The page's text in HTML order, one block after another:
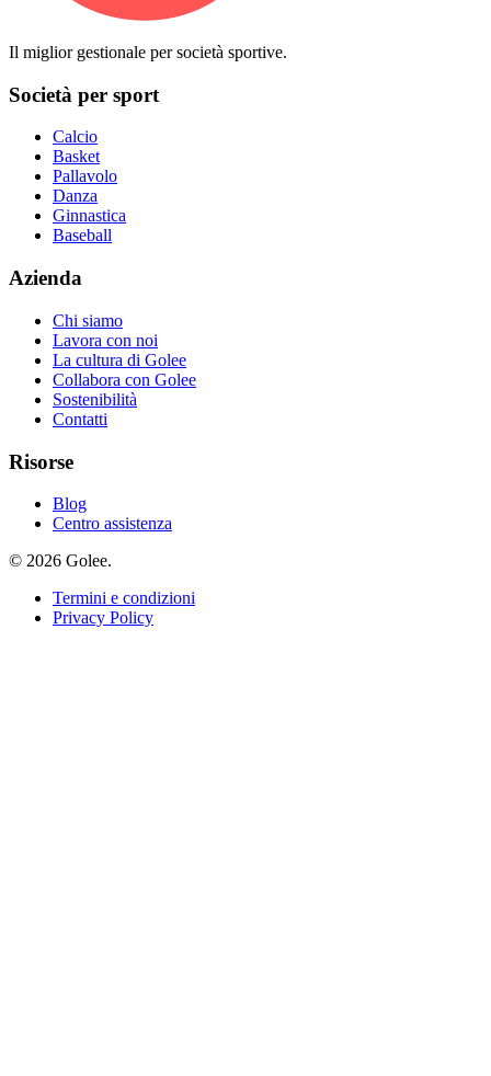
Il miglior gestionale per società sportive.
Società per sport
Calcio
Basket
Pallavolo
Danza
Ginnastica
Baseball
Azienda
Chi siamo
Lavora con noi
La cultura di Golee
Collabora con Golee
Sostenibilità
Contatti
Risorse
Blog
Centro assistenza
© 2026 Golee.
Termini e condizioni
Privacy Policy